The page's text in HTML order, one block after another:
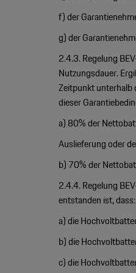
f) der
g) der
2.4.3. Regelung
Nutzungsdauer.
Zeitpunkt unterhalb
dieser
a) 80% der
Auslieferung oder
b) 70% der
2.4.4. Regelung
entstanden ist, dass:
a) die
b) die
c) die